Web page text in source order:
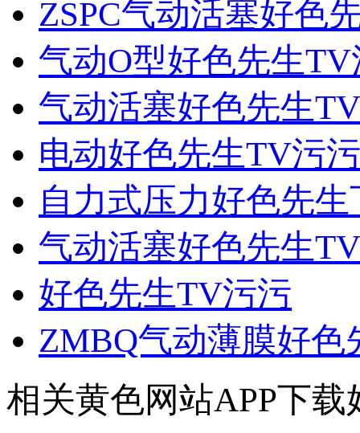
ZSPC气动活塞好色
气动O型好色先生TV
气动活塞好色先生
电动好色先生TV污污
自力式压力好色先
气动活塞好色先生
好色先生TV污污
ZMBQ气动薄膜好色
相关黄色网站APP下载